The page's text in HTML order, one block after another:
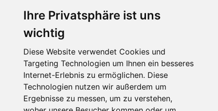
Ihre Privatsphäre ist uns
wichtig
Diese Website verwendet Cookies und
Targeting Technologien um Ihnen ein besseres
Internet-Erlebnis zu ermöglichen. Diese
Technologien nutzen wir außerdem um
Ergebnisse zu messen, um zu verstehen,
KIRCHE IN NOT - Österreich
kin@kircheinnot.at
KIN weltweit